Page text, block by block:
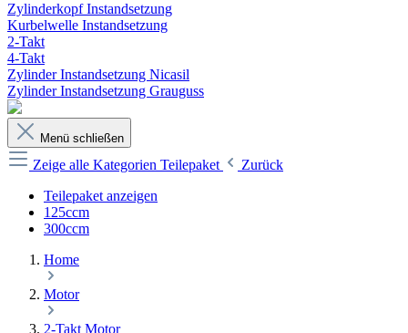
Zylinderkopf Instandsetzung
Kurbelwelle Instandsetzung
2-Takt
4-Takt
Zylinder Instandsetzung Nicasil
Zylinder Instandsetzung Grauguss
Menü schließen
Zeige alle Kategorien Teilepaket
Zurück
Teilepaket anzeigen
125ccm
300ccm
Home
Motor
2-Takt Motor